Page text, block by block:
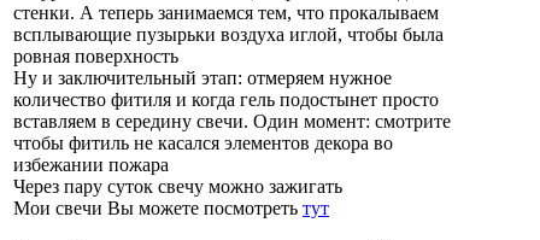
стенки. А теперь занимаемся тем, что прокалываем
всплывающие пузырьки воздуха иглой, чтобы была
ровная поверхность
Ну и заключительный этап: отмеряем нужное
количество фитиля и когда гель подостынет просто
вставляем в середину свечи. Один момент: смотрите
чтобы фитиль не касался элементов декора во
избежании пожара
Через пару суток свечу можно зажигать
Мои свечи Вы можете посмотреть тут